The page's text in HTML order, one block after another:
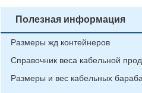
Полезная информация
Размеры жд контейнеров
Справочник веса кабельной
Размеры и вес кабельных